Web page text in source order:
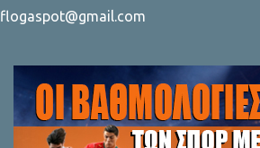
flogaspot@gmail.com